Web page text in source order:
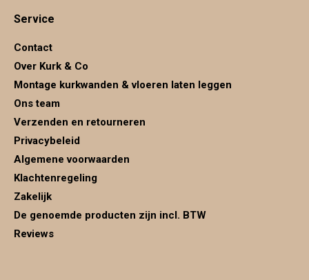
opens
window
opens
windowwindow
Service
Contact
Over Kurk & Co
Montage kurkwanden & vloeren laten leggen
Ons team
Verzenden en retourneren
Privacybeleid
Algemene voorwaarden
Klachtenregeling
Zakelijk
De genoemde producten zijn incl. BTW
Reviews